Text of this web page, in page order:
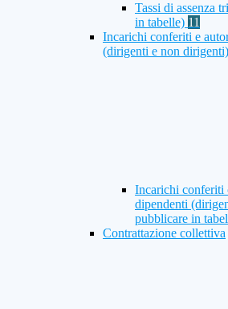
Tassi di assenza
in tabelle) 11
Incarichi conferiti e
(dirigenti e non dirigenti)
Incarichi conferiti
dipendenti
pubblicare in
Contrattazione collettiva